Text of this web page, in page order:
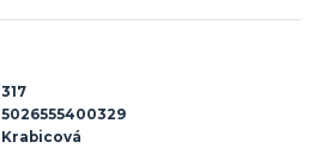
317
5026555400329
Krabicová